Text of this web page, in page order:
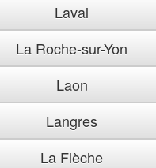
Laval
La Roche-sur-Yon
Laon
Langres
La Flèche